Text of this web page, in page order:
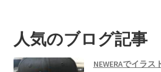
人気のブログ記事
NEWERAでイラス